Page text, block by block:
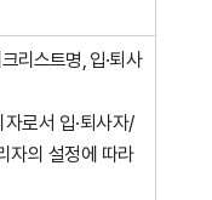
리스트명, 입·퇴사
로서 입·퇴사자/
자의 설정에 따라